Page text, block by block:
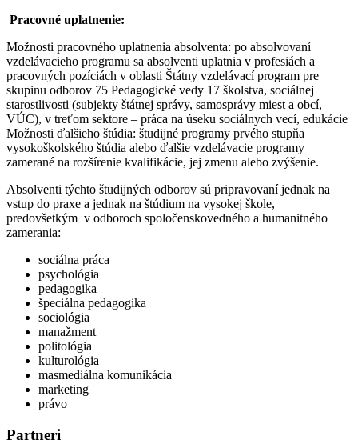
Pracovné uplatnenie:
Možnosti pracovného uplatnenia absolventa: po absolvovaní
vzdelávacieho programu sa absolventi uplatnia v profesiách a
pracovných pozíciách v oblasti Štátny vzdelávací program pre
skupinu odborov 75 Pedagogické vedy 17 školstva, sociálnej
starostlivosti (subjekty štátnej správy, samosprávy miest a obcí,
VÚC), v treťom sektore – práca na úseku sociálnych vecí, edukácie
Možnosti ďalšieho štúdia: študijné programy prvého stupňa
vysokoškolského štúdia alebo ďalšie vzdelávacie programy
zamerané na rozšírenie kvalifikácie, jej zmenu alebo zvýšenie.
Absolventi týchto študijných odborov sú pripravovaní jednak na
vstup do praxe a jednak na štúdium na vysokej škole,
predovšetkým v odboroch spoločenskovedného a humanitného
zamerania:
sociálna práca
psychológia
pedagogika
špeciálna pedagogika
sociológia
manažment
politológia
kulturológia
masmediálna komunikácia
marketing
právo
Partneri